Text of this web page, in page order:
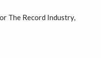
The Record Industry,